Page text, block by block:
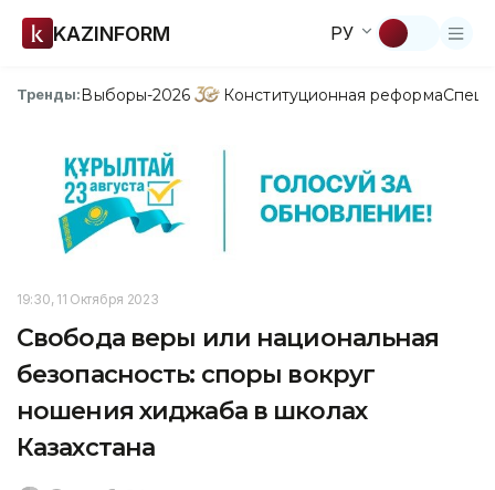
KAZINFORM РУ
Тренды:Выборы-2026 Конституционная реформа
19:30, 11 Октября 2023
Свобода веры или национальная
безопасность: споры вокруг
ношения хиджаба в школах
Казахстана